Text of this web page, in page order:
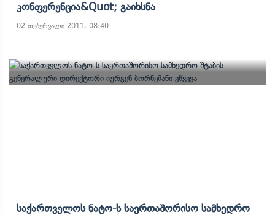
Კონფერენცია&quot; Გაიხსნა
02 თებერვალი 2011, 08:40
Საქართველოს Ნატო-Ს Საერთაშორისო Სამხედრო